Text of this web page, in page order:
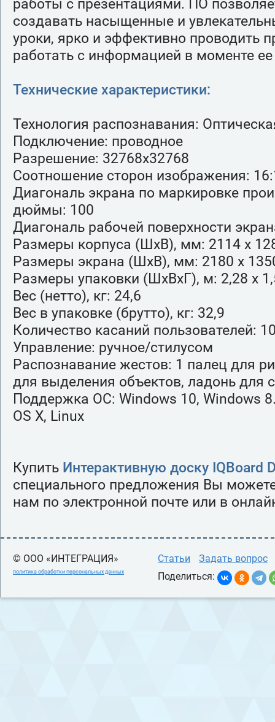
работы с презентациями. ПО
создавать насыщенные и
уроки, ярко и эффективно проводить
работать с информацией в моменте
Технические характеристики:
Технология распознавания:
Подключение: проводное
Разрешение: 32768х32768
Соотношение сторон изображения:
Диагональ экрана по маркировке
дюймы: 100
Диагональ рабочей поверхности
Размеры корпуса (ШхВ), мм: 2114 х
Размеры экрана (ШхВ), мм: 2180 х
Размеры упаковки (ШхВхГ), м: 2,28 х
Вес (нетто), кг: 24,6
Вес в упаковке (брутто), кг: 32,9
Количество касаний пользователей:
Управление: ручное/стилусом
Распознавание жестов: 1 палец для
для выделения объектов, ладонь для
Поддержка ОС: Windows 10, Windows
OS X, Linux
Купить Интерактивную доску IQBoard
специального предложения Вы
нам по электронной почте или в
© ООО «ИНТЕГРАЦИЯ»
политика обработки персональных данных
Статьи
Задать вопрос
Поделиться: